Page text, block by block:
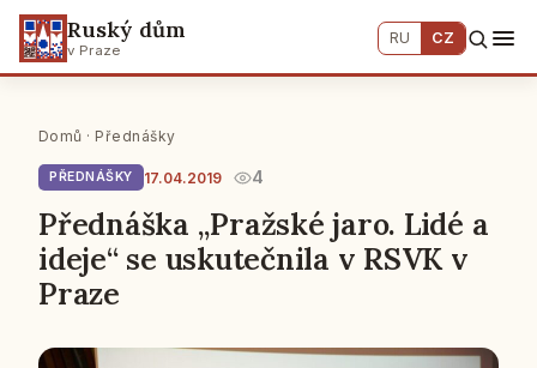
Ruský dům
v Praze
RU CZ
Domů · Přednášky
PŘEDNÁŠKY 17.04.2019 4
Přednáška „Pražské jaro. Lidé a
ideje“ se uskutečnila v RSVK v
Praze